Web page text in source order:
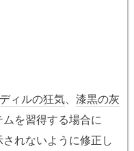
ィルの狂気、 漆黒の灰
を習得する場合に
れないように修正し